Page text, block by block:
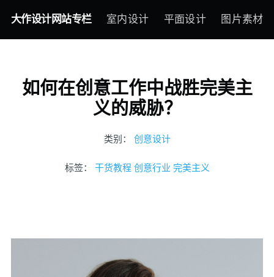
大作设计网站专栏 室内设计 平面设计 图片素材
如何在创意工作中战胜完美主
义的威胁？
类别： 创意设计
标签： 干货教程 创意行业 完美主义